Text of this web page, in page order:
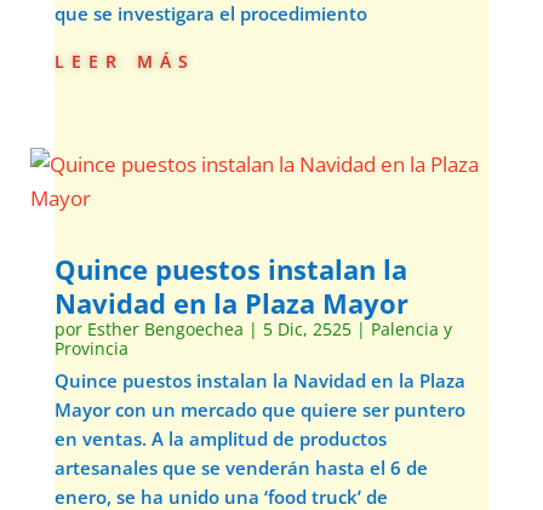
que se investigara el procedimiento
leer más
Quince puestos instalan la
Navidad en la Plaza Mayor
por Esther Bengoechea | 5 Dic, 2525| Palencia y
Provincia
Quince puestos instalan la Navidad en la Plaza
Mayor con un mercado que quiere ser puntero
en ventas. A la amplitud de productos
artesanales que se venderán hasta el 6 de
enero, se ha unido una ‘food truck’ de